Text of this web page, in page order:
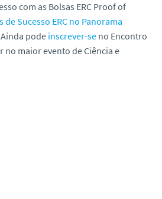
com as Bolsas ERC Proof of
de Sucesso ERC no Panorama
Ainda pode inscrever-se no Encontro
no maior evento de Ciência e